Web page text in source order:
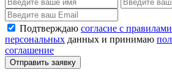
Подтверждаю согласие с
персональных данных и принимаю
соглашение
Отправить заявку